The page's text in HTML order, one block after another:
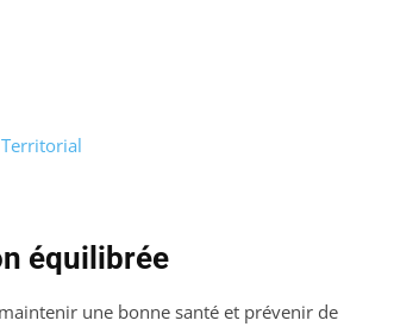
équilibrée
une bonne santé et prévenir de